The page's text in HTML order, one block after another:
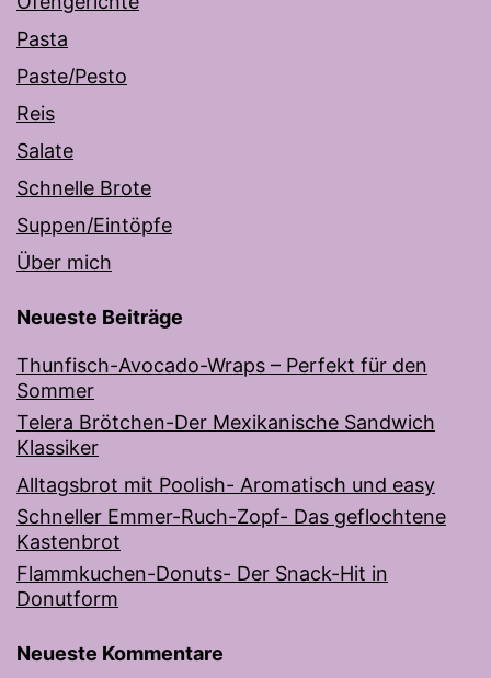
Pasta
Paste/Pesto
Reis
Salate
Schnelle Brote
Suppen/Eintöpfe
Über mich
Neueste Beiträge
Thunfisch-Avocado-Wraps – Perfekt für den
Sommer
Telera Brötchen-Der Mexikanische Sandwich
Klassiker
Alltagsbrot mit Poolish- Aromatisch und easy
Schneller Emmer-Ruch-Zopf- Das geflochtene
Kastenbrot
Flammkuchen-Donuts- Der Snack-Hit in
Donutform
Neueste Kommentare